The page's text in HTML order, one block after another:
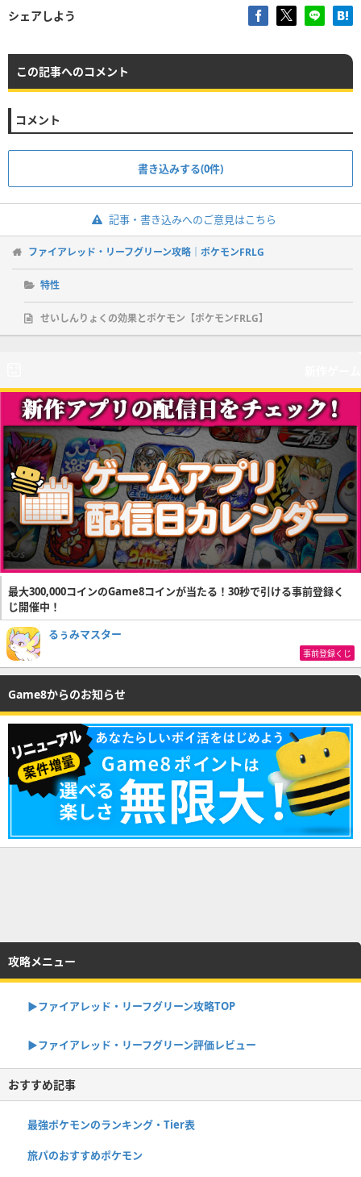
シェアしよう
この記事へのコメント
コメント
書き込みする(0件)
記事・書き込みへのご意見はこちら
ファイアレッド・リーフグリーン攻略｜ポケモンFRLG
特性
せいしんりょくの効果とポケモン【ポケモンFRLG】
最大300,000コインのGame8コインが当たる！30秒で引ける事前登録く
じ開催中！
るぅみマスター
事前登録くじ
Game8からのお知らせ
攻略メニュー
▶︎ファイアレッド・リーフグリーン攻略TOP
▶︎ファイアレッド・リーフグリーン評価レビュー
おすすめ記事
最強ポケモンのランキング・Tier表
旅パのおすすめポケモン